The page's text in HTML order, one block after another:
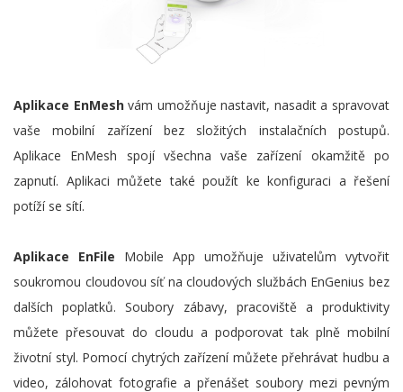
Aplikace EnMeshvám umožňuje nastavit, nasadit a spravovat
vaše mobilní zařízení bez složitých instalačních postupů.
Aplikace EnMesh spojí všechna vaše zařízení okamžitě po
zapnutí. Aplikaci můžete také použít ke konfiguraci a řešení
potíží se sítí.
Aplikace EnFile Mobile App umožňuje uživatelům vytvořit
soukromou cloudovou síť na cloudových službách EnGenius bez
dalších poplatků. Soubory zábavy, pracoviště a produktivity
můžete přesouvat do cloudu a podporovat tak plně mobilní
životní styl. Pomocí chytrých zařízení můžete přehrávat hudbu a
video, zálohovat fotografie a přenášet soubory mezi pevným